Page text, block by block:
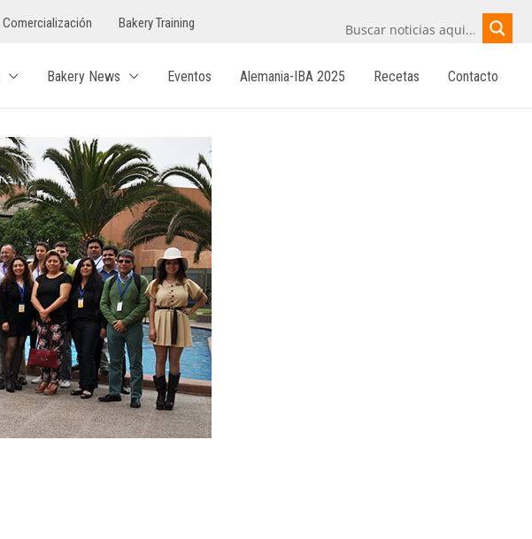
Comercialización Bakery Training
Bakery News Eventos Alemania-IBA 2025 Recetas Contacto